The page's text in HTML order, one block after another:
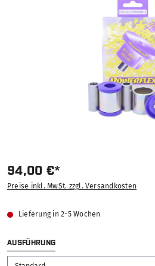
94,00 €*
Preise inkl. MwSt. zzgl. Versandkosten
Lieferung in 2-5 Wochen
AUSFÜHRUNGAUSWÄHLEN